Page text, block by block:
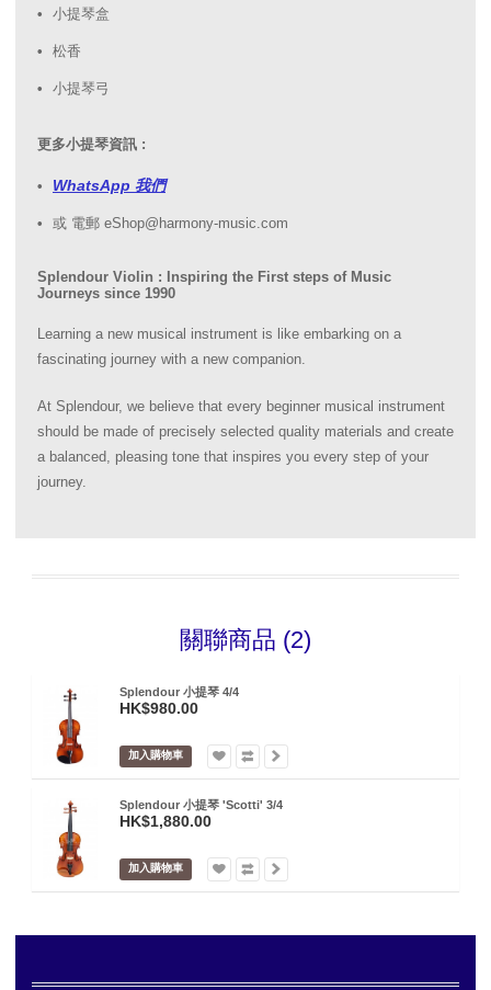
小提琴盒
松香
小提琴弓
更多小提琴資訊 :
WhatsApp 我們
或 電郵 eShop@harmony-music.com
Splendour Violin : Inspiring the First steps of Music
Journeys since 1990
Learning a new musical instrument is like embarking on a
fascinating journey with a new companion.
At Splendour, we believe that every beginner musical instrument
should be made of precisely selected quality materials and create
a balanced, pleasing tone that inspires you every step of your
journey.
關聯商品 (2)
Splendour 小提琴 4/4
HK$980.00
加入購物車
Splendour 小提琴 'Scotti' 3/4
HK$1,880.00
加入購物車